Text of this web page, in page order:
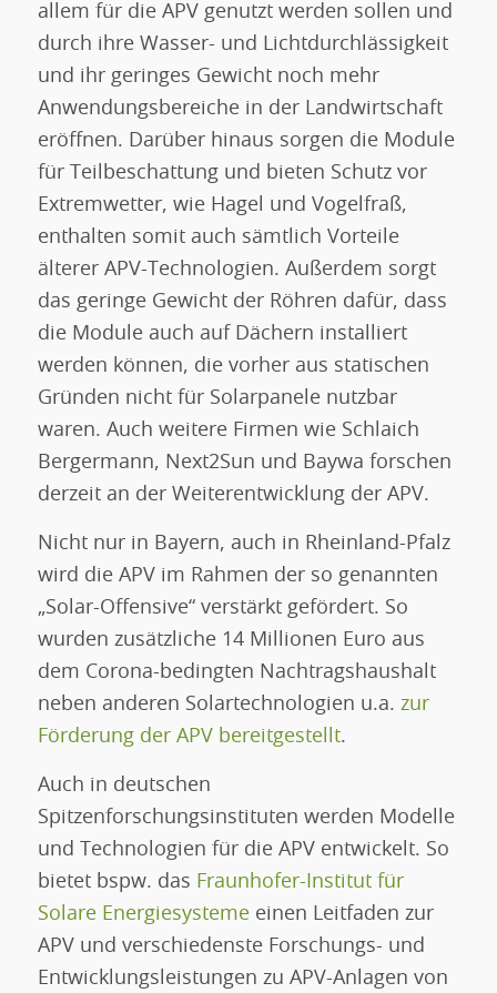
allem für die APV genutzt werden sollen und
durch ihre Wasser- und Lichtdurchlässigkeit
und ihr geringes Gewicht noch mehr
Anwendungsbereiche in der Landwirtschaft
eröffnen. Darüber hinaus sorgen die Module
für Teilbeschattung und bieten Schutz vor
Extremwetter, wie Hagel und Vogelfraß,
enthalten somit auch sämtlich Vorteile
älterer APV-Technologien. Außerdem sorgt
das geringe Gewicht der Röhren dafür, dass
die Module auch auf Dächern installiert
werden können, die vorher aus statischen
Gründen nicht für Solarpanele nutzbar
waren. Auch weitere Firmen wie Schlaich
Bergermann, Next2Sun und Baywa forschen
derzeit an der Weiterentwicklung der APV.
Nicht nur in Bayern, auch in Rheinland-Pfalz
wird die APV im Rahmen der so genannten
„Solar-Offensive“ verstärkt gefördert. So
wurden zusätzliche 14 Millionen Euro aus
dem Corona-bedingten Nachtragshaushalt
neben anderen Solartechnologien u.a. zur
Förderung der APV bereitgestellt.
Auch in deutschen
Spitzenforschungsinstituten werden Modelle
und Technologien für die APV entwickelt. So
bietet bspw. das Fraunhofer-Institut für
Solare Energiesystemeeinen Leitfaden zur
APV und verschiedenste Forschungs- und
Entwicklungsleistungen zu APV-Anlagen von